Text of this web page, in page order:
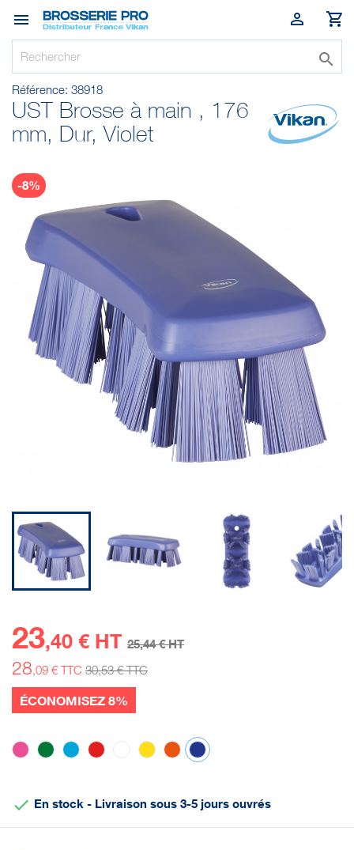
 


Référence: 38918
UST Brosse à main , 176
mm, Dur, Violet
-8%
23,40 € HT 25,44 € HT
28,09 € TTC 30,53 € TTC
ÉCONOMISEZ 8%
 En stock - Livraison sous 3-5 jours ouvrés